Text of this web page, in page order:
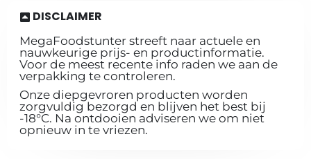
DISCLAIMER
MegaFoodstunter streeft naar actuele en
nauwkeurige prijs- en productinformatie.
Voor de meest recente info raden we aan de
verpakking te controleren.
Onze diepgevroren producten worden
zorgvuldig bezorgd en blijven het best bij
-18°C. Na ontdooien adviseren we om niet
opnieuw in te vriezen.